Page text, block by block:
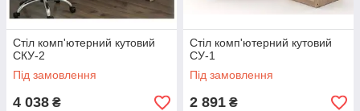
Стіл комп'ютерний кутовий
СКУ-2
Під замовлення
4 038 ₴
Стіл комп'ютерний кутовий
CУ-1
Під замовлення
2 891 ₴